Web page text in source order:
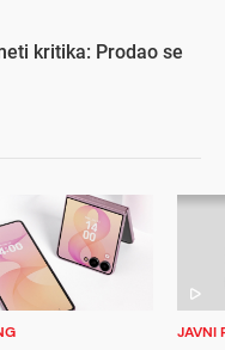
kritika: Prodao se
JAVNI